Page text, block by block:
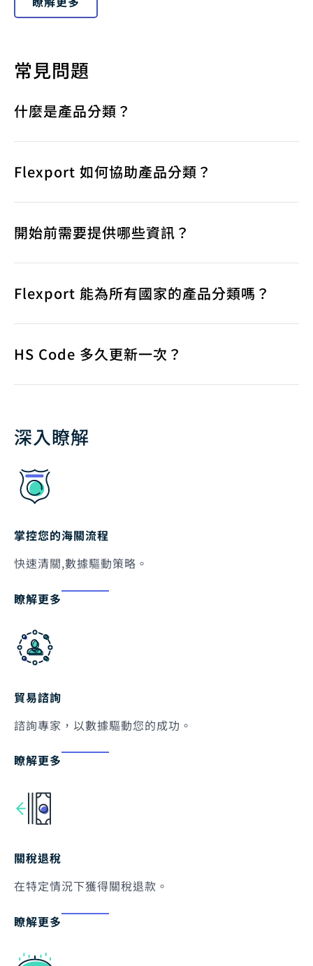
常見問題
什麼是產品分類？
Flexport 如何協助產品分類？
開始前需要提供哪些資訊？
Flexport 能為所有國家的產品分類嗎？
HS Code 多久更新一次？
深入瞭解
掌控您的海關流程
快速清關,數據驅動策略。
瞭解更多
貿易諮詢
諮詢專家，以數據驅動您的成功。
瞭解更多
關稅退稅
在特定情況下獲得關稅退款。
瞭解更多